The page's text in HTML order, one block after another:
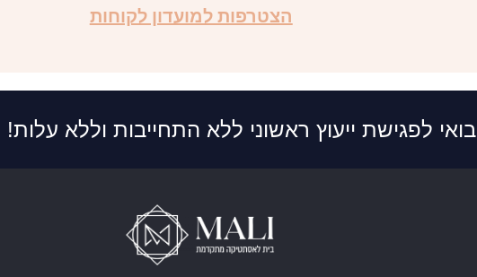
הצטרפות למועדון לקוחות
בואי לפגישת ייעוץ ראשוני ללא התחייבות וללא עלות!